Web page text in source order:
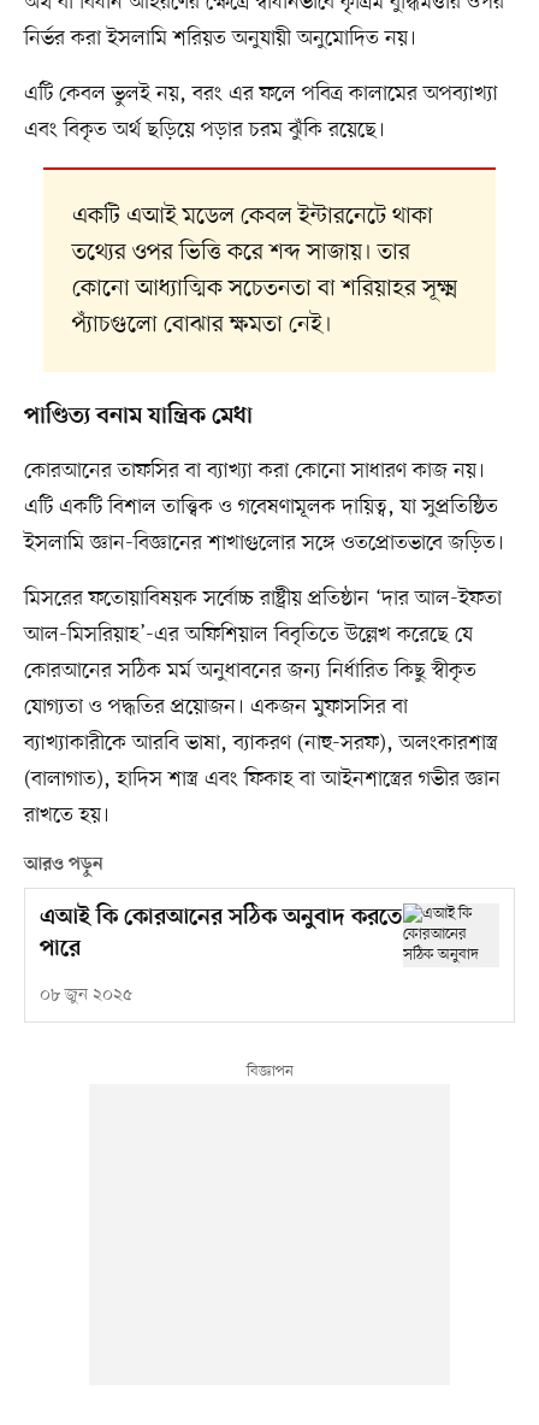
নির্ভর করা ইসলামি শরিয়ত অনুযায়ী অনুমোদিত নয়।
এটি কেবল ভুলই নয়, বরং এর ফলে পবিত্র কালামের অপব্যাখ্যা
এবং বিকৃত অর্থ ছড়িয়ে পড়ার চরম ঝুঁকি রয়েছে।
একটি এআই মডেল কেবল ইন্টারনেটে থাকা
তথ্যের ওপর ভিত্তি করে শব্দ সাজায়। তার
কোনো আধ্যাত্মিক সচেতনতা বা শরিয়াহর সূক্ষ্ম
প্যাঁচগুলো বোঝার ক্ষমতা নেই।
পাণ্ডিত্য বনাম যান্ত্রিক মেধা
কোরআনের তাফসির বা ব্যাখ্যা করা কোনো সাধারণ কাজ নয়।
এটি একটি বিশাল তাত্ত্বিক ও গবেষণামূলক দায়িত্ব, যা সুপ্রতিষ্ঠিত
ইসলামি জ্ঞান-বিজ্ঞানের শাখাগুলোর সঙ্গে ওতপ্রোতভাবে জড়িত।
মিসরের ফতোয়াবিষয়ক সর্বোচ্চ রাষ্ট্রীয় প্রতিষ্ঠান ‘দার আল-ইফতা
আল-মিসরিয়াহ’-এর অফিশিয়াল বিবৃতিতে উল্লেখ করেছে যে
কোরআনের সঠিক মর্ম অনুধাবনের জন্য নির্ধারিত কিছু স্বীকৃত
যোগ্যতা ও পদ্ধতির প্রয়োজন। একজন মুফাসসির বা
ব্যাখ্যাকারীকে আরবি ভাষা, ব্যাকরণ (নাহু-সরফ), অলংকারশাস্ত্র
(বালাগাত), হাদিস শাস্ত্র এবং ফিকাহ বা আইনশাস্ত্রের গভীর জ্ঞান
রাখতে হয়।
আরও পড়ুন
এআই কি কোরআনের সঠিক অনুবাদ করতে
পারে
০৮ জুন ২০২৫